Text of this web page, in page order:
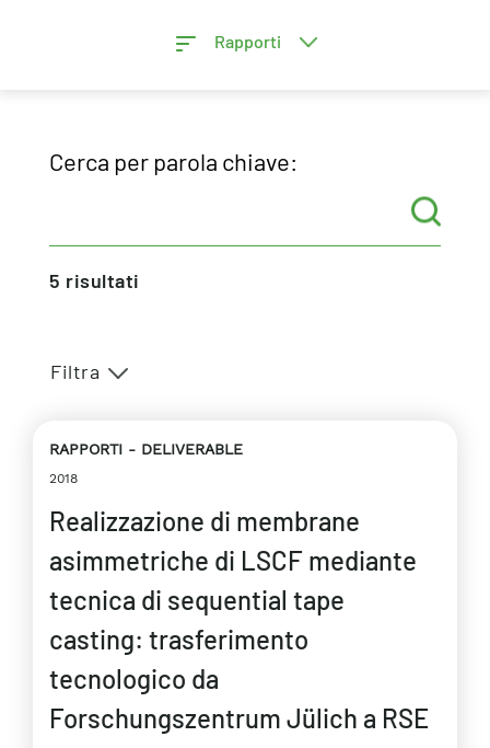
Rapporti
Cerca per parola chiave:
5 risultati
Filtra
RAPPORTI DELIVERABLE
2018
Realizzazione di membrane
asimmetriche di LSCF mediante
tecnica di sequential tape
casting: trasferimento
tecnologico da
Forschungszentrum Jülich a RSE